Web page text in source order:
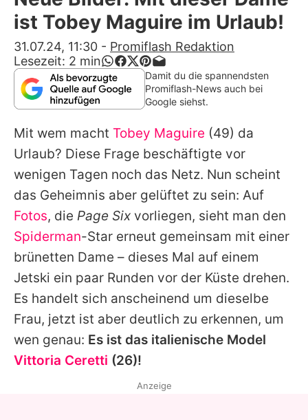
Alle Themen auf Promiflash
Jobs
App runterladen
Team
Redaktionelle Richtlinien
Impressum
Datenschutzerklärung
Nutzungsbedingungen
Utiq verwalten
ist Tobey Maguire im Urlaub!
31.07.24, 11:30 - Promiflash Redaktion
Lesezeit: 2 min
Damit du die spannendsten
Promiflash-News auch bei
Google siehst.
Mit wem macht Tobey Maguire (49) da
Urlaub? Diese Frage beschäftigte vor
wenigen Tagen noch das Netz. Nun scheint
das Geheimnis aber gelüftet zu sein: Auf
Fotos, die Page Six vorliegen, sieht man den
Spiderman-Star erneut gemeinsam mit einer
brünetten Dame – dieses Mal auf einem
Jetski ein paar Runden vor der Küste drehen.
Es handelt sich anscheinend um dieselbe
Frau, jetzt ist aber deutlich zu erkennen, um
wen genau: Es ist das italienische Model
Vittoria Ceretti (26)!
Anzeige